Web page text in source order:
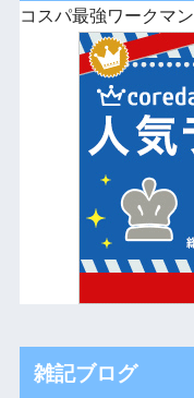
コスパ最強ワークマン
雑記ブログ